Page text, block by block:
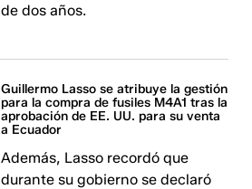
de dos años.
Guillermo Lasso se atribuye la gestión
para la compra de fusiles M4A1 tras la
aprobación de EE. UU. para su venta
a Ecuador
Además, Lasso recordó que
durante su gobierno se declaró